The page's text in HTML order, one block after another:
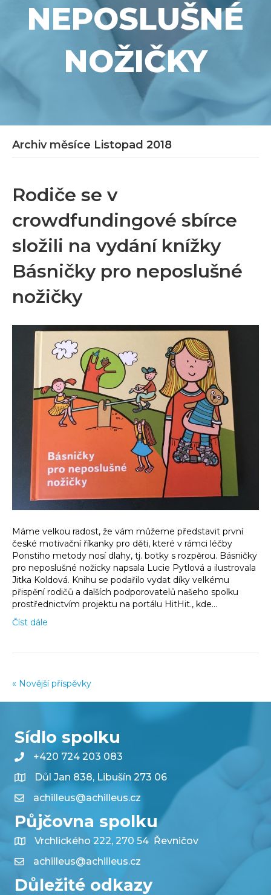
NEPOSLUŠNÉ
NOŽIČKY
Archiv měsíce Listopad 2018
Rodiče se v
crowdfundingové sbírce
složili na vydání knížky
Básničky pro neposlušné
nožičky
Máme velkou radost, že vám můžeme představit první
české motivační říkanky pro děti, které v rámci léčby
Ponstiho metody nosí dlahy, tj. botky s rozpěrou. Básničky
pro neposlušné nožicky napsala Lucie Pytlová a ilustrovala
Jitka Koldová. Knihu se podařilo vydat díky velkému
přispění rodičů a dalších podporovatelů našeho spolku
prostřednictvím projektu na portálu HitHit., kde…
Číst dále
« Novější příspěvky
Sídlo spolku
+420 724 203 083
Důl Jan 838, Libušín 273 06
achilleus@achilleus.cz
Půjčovna spolku
Vrchlického 222, 270 54 Řevničov
achilleus@achilleus.cz
Důležité odkazy